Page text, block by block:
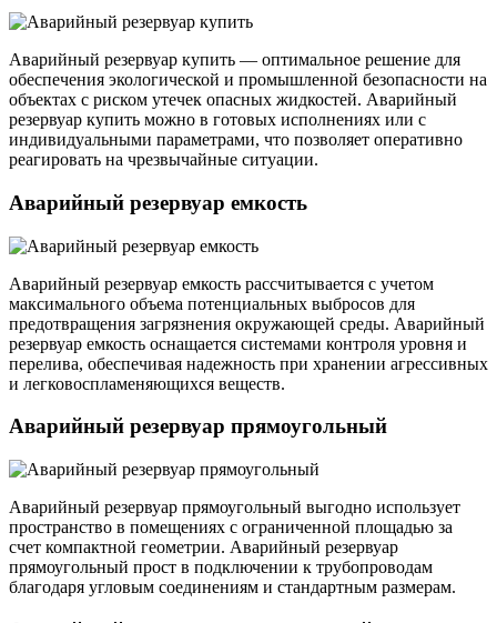
Аварийный резервуар купить — оптимальное решение для
обеспечения экологической и промышленной безопасности на
объектах с риском утечек опасных жидкостей. Аварийный
резервуар купить можно в готовых исполнениях или с
индивидуальными параметрами, что позволяет оперативно
реагировать на чрезвычайные ситуации.
Аварийный резервуар емкость
Аварийный резервуар емкость рассчитывается с учетом
максимального объема потенциальных выбросов для
предотвращения загрязнения окружающей среды. Аварийный
резервуар емкость оснащается системами контроля уровня и
перелива, обеспечивая надежность при хранении агрессивных
и легковоспламеняющихся веществ.
Аварийный резервуар прямоугольный
Аварийный резервуар прямоугольный выгодно использует
пространство в помещениях с ограниченной площадью за
счет компактной геометрии. Аварийный резервуар
прямоугольный прост в подключении к трубопроводам
благодаря угловым соединениям и стандартным размерам.